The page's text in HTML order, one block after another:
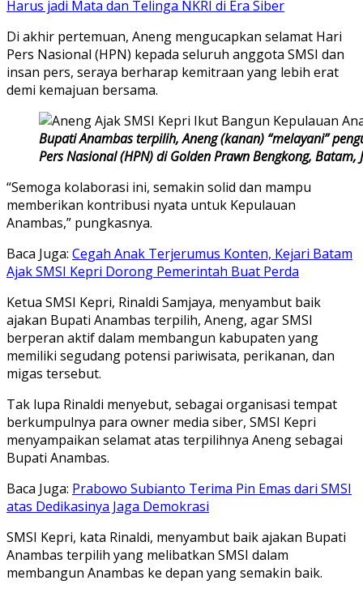
Harus jadi Mata dan Telinga NKRI di Era Siber
Di akhir pertemuan, Aneng mengucapkan selamat Hari
Pers Nasional (HPN) kepada seluruh anggota SMSI dan
insan pers, seraya berharap kemitraan yang lebih erat
demi kemajuan bersama.
Bupati Anambas terpilih, Aneng (kanan) “melayani”
Pers Nasional (HPN) di Golden Prawn Bengkong,
“Semoga kolaborasi ini, semakin solid dan mampu
memberikan kontribusi nyata untuk Kepulauan
Anambas,” pungkasnya.
Baca Juga: Cegah Anak Terjerumus Konten, Kejari Batam
Ajak SMSI Kepri Dorong Pemerintah Buat Perda
Ketua SMSI Kepri, Rinaldi Samjaya, menyambut baik
ajakan Bupati Anambas terpilih, Aneng, agar SMSI
berperan aktif dalam membangun kabupaten yang
memiliki segudang potensi pariwisata, perikanan, dan
migas tersebut.
Tak lupa Rinaldi menyebut, sebagai organisasi tempat
berkumpulnya para owner media siber, SMSI Kepri
menyampaikan selamat atas terpilihnya Aneng sebagai
Bupati Anambas.
Baca Juga: Prabowo Subianto Terima Pin Emas dari SMSI
atas Dedikasinya Jaga Demokrasi
SMSI Kepri, kata Rinaldi, menyambut baik ajakan Bupati
Anambas terpilih yang melibatkan SMSI dalam
membangun Anambas ke depan yang semakin baik.